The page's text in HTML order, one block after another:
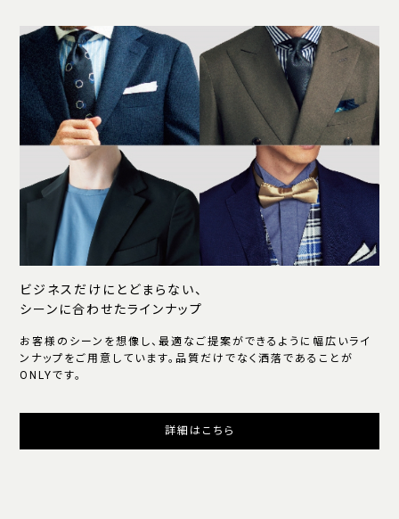
ビジネスだけにとどまらない、
シーンに合わせたラインナップ
お客様のシーンを想像し、最適なご提案ができるように幅広いライ
ンナップをご用意しています。品質だけでなく洒落であることが
ONLYです。
詳細はこちら